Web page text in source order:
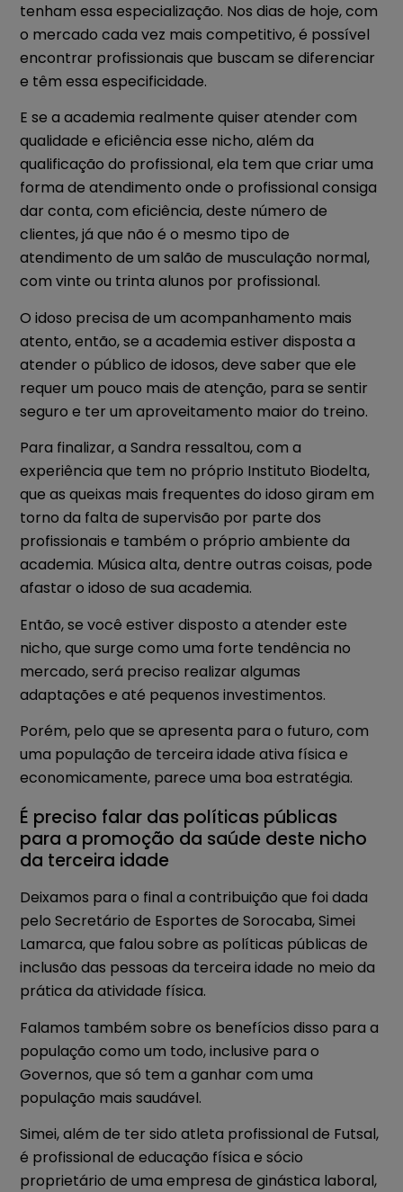
tenham essa especialização. Nos dias de hoje, com
o mercado cada vez mais competitivo, é possível
encontrar profissionais que buscam se diferenciar
e têm essa especificidade.
E se a academia realmente quiser atender com
qualidade e eficiência esse nicho, além da
qualificação do profissional, ela tem que criar uma
forma de atendimento onde o profissional consiga
dar conta, com eficiência, deste número de
clientes, já que não é o mesmo tipo de
atendimento de um salão de musculação normal,
com vinte ou trinta alunos por profissional.
O idoso precisa de um acompanhamento mais
atento, então, se a academia estiver disposta a
atender o público de idosos, deve saber que ele
requer um pouco mais de atenção, para se sentir
seguro e ter um aproveitamento maior do treino.
Para finalizar, a Sandra ressaltou, com a
experiência que tem no próprio Instituto Biodelta,
que as queixas mais frequentes do idoso giram em
torno da falta de supervisão por parte dos
profissionais e também o próprio ambiente da
academia. Música alta, dentre outras coisas, pode
afastar o idoso de sua academia.
Então, se você estiver disposto a atender este
nicho, que surge como uma forte tendência no
mercado, será preciso realizar algumas
adaptações e até pequenos investimentos.
Porém, pelo que se apresenta para o futuro, com
uma população de terceira idade ativa física e
economicamente, parece uma boa estratégia.
É preciso falar das políticas públicas
para a promoção da saúde deste nicho
da terceira idade
Deixamos para o final a contribuição que foi dada
pelo Secretário de Esportes de Sorocaba, Simei
Lamarca, que falou sobre as políticas públicas de
inclusão das pessoas da terceira idade no meio da
prática da atividade física.
Falamos também sobre os benefícios disso para a
população como um todo, inclusive para o
Governos, que só tem a ganhar com uma
população mais saudável.
Simei, além de ter sido atleta profissional de Futsal,
é profissional de educação física e sócio
proprietário de uma empresa de ginástica laboral,